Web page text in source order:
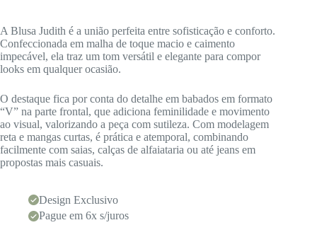
A Blusa Judith é a união perfeita entre sofisticação e conforto.
Confeccionada em malha de toque macio e caimento
impecável, ela traz um tom versátil e elegante para compor
looks em qualquer ocasião.
O destaque fica por conta do detalhe em babados em formato
“V” na parte frontal, que adiciona feminilidade e movimento
ao visual, valorizando a peça com sutileza. Com modelagem
reta e mangas curtas, é prática e atemporal, combinando
facilmente com saias, calças de alfaiataria ou até jeans em
propostas mais casuais.
Design Exclusivo
Pague em 6x s/juros